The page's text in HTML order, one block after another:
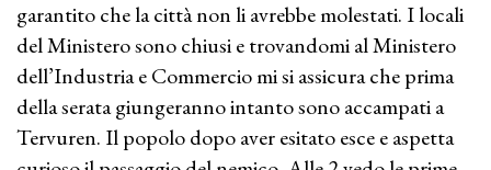
garantito che la città non li avrebbe molestati. I locali
del Ministero sono chiusi e trovandomi al Ministero
dell’Industria e Commercio mi si assicura che prima
della serata giungeranno intanto sono accampati a
Tervuren. Il popolo dopo aver esitato esce e aspetta